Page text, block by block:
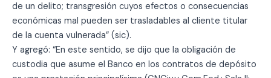
de un delito; transgresión cuyos efectos o consecuencias
económicas mal pueden ser trasladables al cliente titular
de la cuenta vulnerada” (sic).
Y agregó: “En este sentido, se dijo que la obligación de
custodia que asume el Banco en los contratos de depósito